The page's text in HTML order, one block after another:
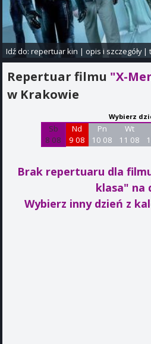
Idź do:repertuar kin |opis i szczegóły|
Repertuar filmu "X-
w Krakowie
Wybierz
Sb
8 08
Nd
9 08
Pn
10 08
Wt
11 08
Brak repertuaru dla
klasa" na
Wybierz inny dzień z